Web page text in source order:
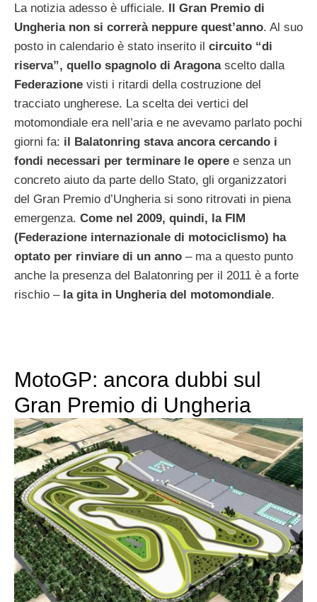
La notizia adesso è ufficiale. Il Gran Premio di
Ungheria non si correrà neppure quest’anno. Al suo
posto in calendario è stato inserito il circuito “di
riserva”, quello spagnolo di Aragonascelto dalla
Federazione visti i ritardi della costruzione del
tracciato ungherese. La scelta dei vertici del
motomondiale era nell’aria e ne avevamo parlato pochi
giorni fa: il Balatonring stava ancora cercando i
fondi necessari per terminare le opere e senza un
concreto aiuto da parte dello Stato, gli organizzatori
del Gran Premio d’Ungheria si sono ritrovati in piena
emergenza. Come nel 2009, quindi, la FIM
(Federazione internazionale di motociclismo) ha
optato per rinviare di un anno – ma a questo punto
anche la presenza del Balatonring per il 2011 è a forte
rischio – la gita in Ungheria del motomondiale.
MotoGP: ancora dubbi sul
Gran Premio di Ungheria